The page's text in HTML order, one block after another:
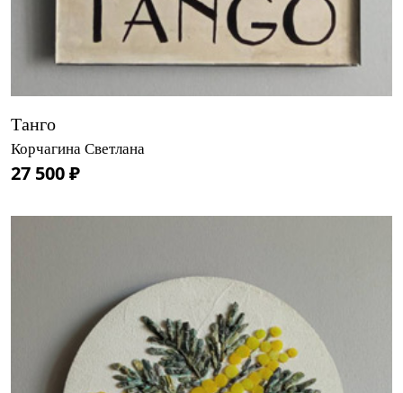
Танго
Корчагина Светлана
27 500 ₽